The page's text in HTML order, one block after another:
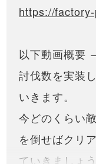
https://
以下動画概要
討伐数を実装
いきます。
今どのくらい
を倒せばクリ
ていきましょ